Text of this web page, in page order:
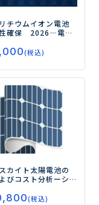
チウムイオン電池
確保 2026―電池
―
(税込)
カイト太陽電池の
びコスト分析ーシ
(税込)